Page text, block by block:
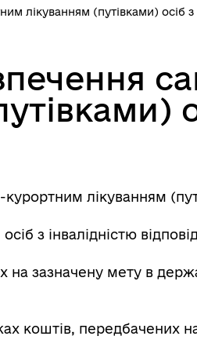
лікуванням (путівками) осіб з
лікуванням
з інвалідністю
на зазначену мету в
коштів, передбачених